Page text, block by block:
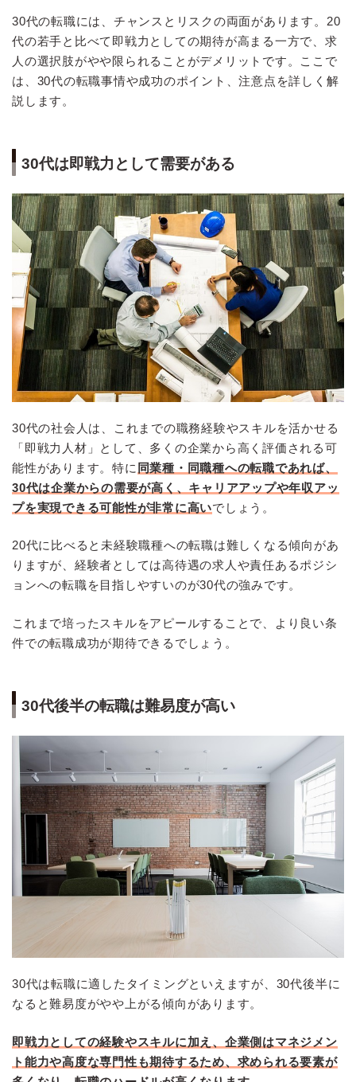
30代の転職には、チャンスとリスクの両面があります。20
代の若手と比べて即戦力としての期待が高まる一方で、求
人の選択肢がやや限られることがデメリットです。ここで
は、30代の転職事情や成功のポイント、注意点を詳しく解
説します。
30代は即戦力として需要がある
30代の社会人は、これまでの職務経験やスキルを活かせる
「即戦力人材」として、多くの企業から高く評価される可
能性があります。特に 同業種・同職種への転職であれば、
30代は企業からの需要が高く、キャリアアップや年収アッ
プを実現できる可能性が非常に高いでしょう。
20代に比べると未経験職種への転職は難しくなる傾向があ
りますが、経験者としては高待遇の求人や責任あるポジシ
ョンへの転職を目指しやすいのが30代の強みです。
これまで培ったスキルをアピールすることで、より良い条
件での転職成功が期待できるでしょう。
30代後半の転職は難易度が高い
30代は転職に適したタイミングといえますが、30代後半に
なると難易度がやや上がる傾向があります。
即戦力としての経験やスキルに加え、企業側はマネジメン
ト能力や高度な専門性も期待するため、求められる要素が